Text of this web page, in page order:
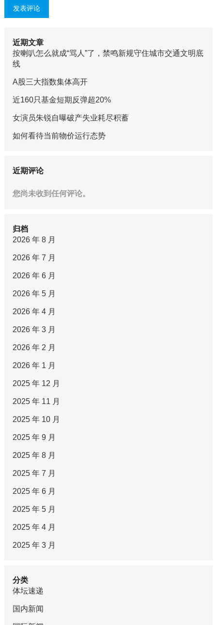
近期文章
按喇叭怎么就成“骂人”了，禁鸣新规守住城市交通文明底
线
A股三大指数集体高开
近160只基金短期反弹超20%
女演员朱锐自曝破产失业耗尽积蓄
如何看待当前物价运行态势
近期评论
您尚未收到任何评论。
归档
2026 年 8 月
2026 年 7 月
2026 年 6 月
2026 年 5 月
2026 年 4 月
2026 年 3 月
2026 年 2 月
2026 年 1 月
2025 年 12 月
2025 年 11 月
2025 年 10 月
2025 年 9 月
2025 年 8 月
2025 年 7 月
2025 年 6 月
2025 年 5 月
2025 年 4 月
2025 年 3 月
分类
体坛速递
国内新闻